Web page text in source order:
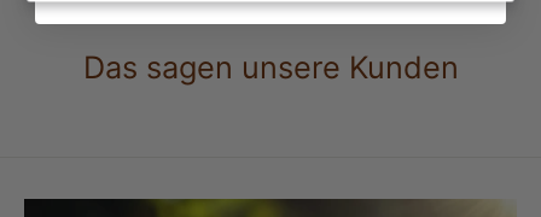
Das sagen unsere Kunden